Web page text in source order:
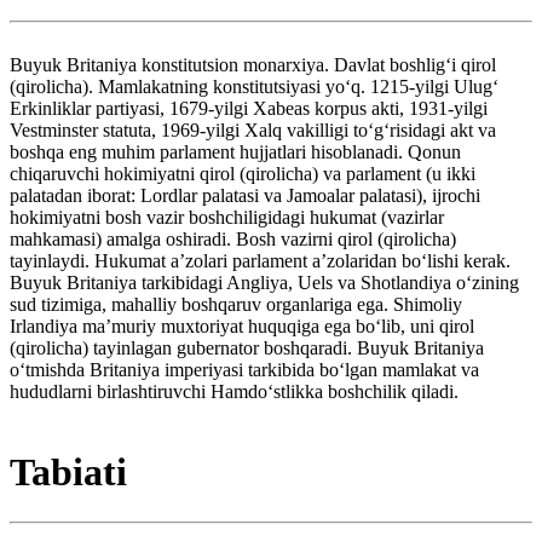
Buyuk Britaniya konstitutsion monarxiya. Davlat boshligʻi qirol
(qirolicha). Mamlakatning konstitutsiyasi yoʻq. 1215-yilgi Ulugʻ
Erkinliklar partiyasi, 1679-yilgi Xabeas korpus akti, 1931-yilgi
Vestminster statuta, 1969-yilgi Xalq vakilligi toʻgʻrisidagi akt va
boshqa eng muhim parlament hujjatlari hisoblanadi. Qonun
chiqaruvchi hokimiyatni qirol (qirolicha) va parlament (u ikki
palatadan iborat: Lordlar palatasi va Jamoalar palatasi), ijrochi
hokimiyatni bosh vazir boshchiligidagi hukumat (vazirlar
mahkamasi) amalga oshiradi. Bosh vazirni qirol (qirolicha)
tayinlaydi. Hukumat aʼzolari parlament aʼzolaridan boʻlishi kerak.
Buyuk Britaniya tarkibidagi Angliya, Uels va Shotlandiya oʻzining
sud tizimiga, mahalliy boshqaruv organlariga ega. Shimoliy
Irlandiya maʼmuriy muxtoriyat huquqiga ega boʻlib, uni qirol
(qirolicha) tayinlagan gubernator boshqaradi. Buyuk Britaniya
oʻtmishda Britaniya imperiyasi tarkibida boʻlgan mamlakat va
hududlarni birlashtiruvchi Hamdoʻstlikka boshchilik qiladi.
Tabiati